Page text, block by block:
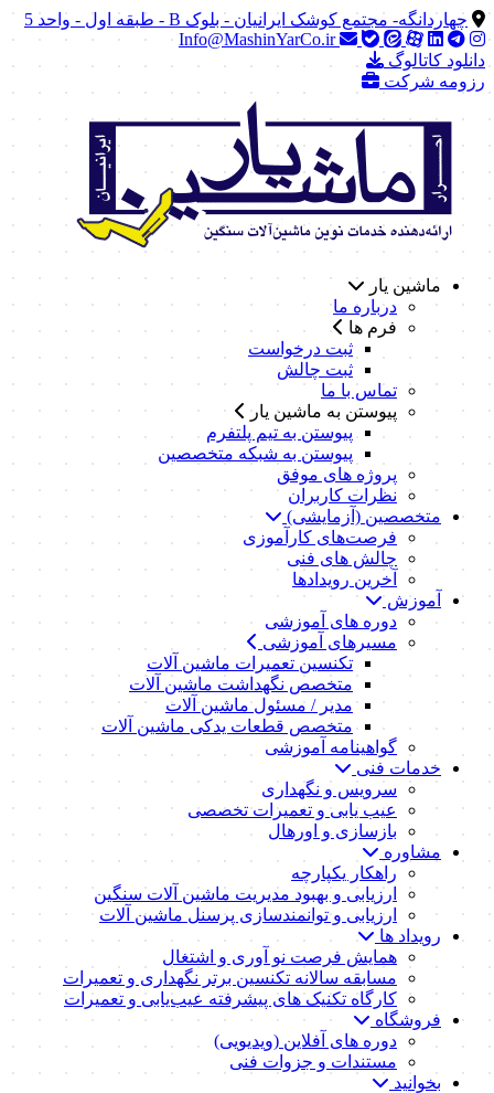
چهاردانگه- مجتمع کوشک ایرانیان - بلوک B - طبقه اول - واحد 5
Info@MashinYarCo.ir
دانلود کاتالوگ
رزومه شرکت
ماشین یار
درباره ما
فرم ها
ثبت درخواست
ثبت چالش
تماس با ما
پیوستن به ماشین یار
پیوستن به تیم پلتفرم
پیوستن به شبکه متخصصین
پروژه های موفق
نظرات کاربران
متخصصین (آزمایشی)
فرصت‌های کارآموزی
چالش های فنی
آخرین رویدادها
آموزش
دوره های آموزشی
مسیرهای آموزشی
تکنسین تعمیرات ماشین آلات
متخصص نگهداشت ماشین آلات
مدیر / مسئول ماشین آلات
متخصص قطعات یدکی ماشین آلات
گواهینامه آموزشی
خدمات فنی
سرویس و نگهداری
عیب یابی و تعمیرات تخصصی
بازسازی و اورهال
مشاوره
راهکار یکپارچه
ارزیابی و بهبود مدیریت ماشین آلات سنگین
ارزیابی و توانمندسازی پرسنل ماشین آلات
رویداد ها
همایش فرصت نو آوری و اشتغال
مسابقه سالانه تکنسین برتر نگهداری و تعمیرات
کارگاه تکنیک‌ های پیشرفته عیب‌یابی و تعمیرات
فروشگاه
دوره های آفلاین (ویدیویی)
مستندات و جزوات فنی
بخوانید